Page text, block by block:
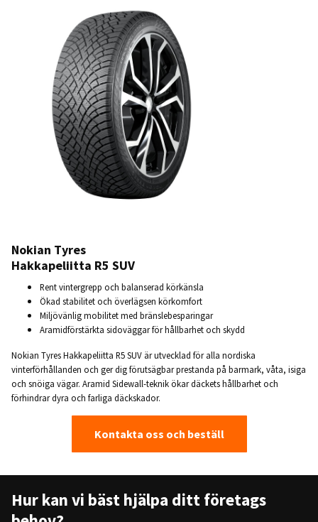
Nokian Tyres
Hakkapeliitta R5 SUV
Rent vintergrepp och balanserad körkänsla
Ökad stabilitet och överlägsen körkomfort
Miljövänlig mobilitet med bränslebesparingar
Aramidförstärkta sidoväggar för hållbarhet och skydd
Nokian Tyres Hakkapeliitta R5 SUV är utvecklad för alla nordiska
vinterförhållanden och ger dig förutsägbar prestanda på barmark, våta, isiga
och snöiga vägar. Aramid Sidewall-teknik ökar däckets hållbarhet och
förhindrar dyra och farliga däckskador.
Kontakta oss och beställ
Hur kan vi bäst hjälpa ditt företags